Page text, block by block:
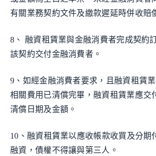
有關業務契約文件及繳款遲延時併收賠
8、 融資租賃業與金融消費者完成契約
該契約交付金融消費者。
9、如經金融消費者要求，且融資租賃
相關費用已清償完畢，融資租賃業應交
清償日期及金額。
10、融資租賃業以應收帳款收買及分期
融資，債權不得讓與第三人。